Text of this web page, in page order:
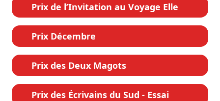
Prix de l’Invitation au Voyage Elle
Prix Décembre
Prix des Deux Magots
Prix des Écrivains du Sud - Essai